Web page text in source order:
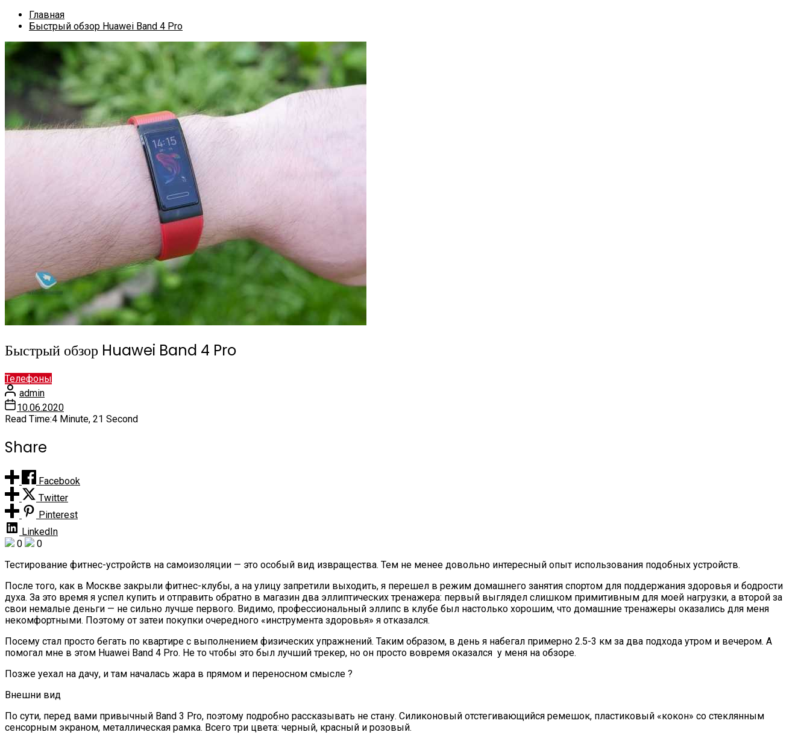
Главная
Быстрый обзор Huawei Band 4 Pro
Быстрый обзор Huawei Band 4 Pro
Телефоны
admin
10.06.2020
Read Time:4 Minute, 21 Second
Share
Facebook
Twitter
Pinterest
LinkedIn
0
0
Тестирование фитнес-устройств на самоизоляции — это особый вид извращества. Тем не менее довольно интересный опыт использования подобных устройств.
После того, как в Москве закрыли фитнес-клубы, а на улицу запретили выходить, я перешел в режим домашнего занятия спортом для поддержания здоровья и бодрости
духа. За это время я успел купить и отправить обратно в магазин два эллиптических тренажера: первый выглядел слишком примитивным для моей нагрузки, а второй за
свои немалые деньги — не сильно лучше первого. Видимо, профессиональный эллипс в клубе был настолько хорошим, что домашние тренажеры оказались для меня
некомфортными. Поэтому от затеи покупки очередного «инструмента здоровья» я отказался.
Посему стал просто бегать по квартире с выполнением физических упражнений. Таким образом, в день я набегал примерно 2.5-3 км за два подхода утром и вечером. А
помогал мне в этом Huawei Band 4 Pro. Не то чтобы это был лучший трекер, но он просто вовремя оказался у меня на обзоре.
Позже уехал на дачу, и там началась жара в прямом и переносном смысле ?
Внешни вид
По сути, перед вами привычный Band 3 Pro, поэтому подробно рассказывать не стану. Силиконовый отстегивающийся ремешок, пластиковый «кокон» со стеклянным
сенсорным экраном, металлическая рамка. Всего три цвета: черный, красный и розовый.